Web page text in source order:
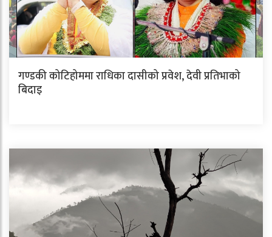
गण्डकी कोटिहोममा राधिका दासीको प्रवेश, देवी प्रतिभाको
बिदाइ